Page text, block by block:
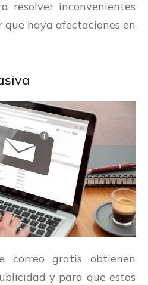
resolver inconvenientes
haya afectaciones en
correo gratis obtienen
y para que estos